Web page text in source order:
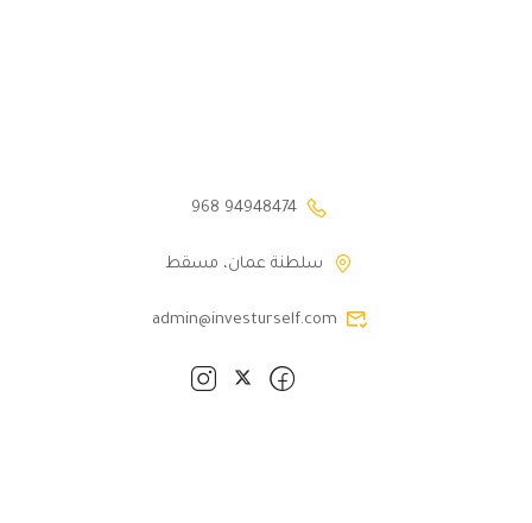
94948474 968
سلطنة عمان، مسقط
admin@investurself.com